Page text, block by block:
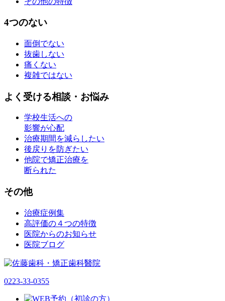
4つのない
面倒でない
抜歯しない
痛くない
複雑ではない
よく受ける相談・お悩み
学校生活への
影響が心配
治療期間を減らしたい
後戻りを防ぎたい
他院で矯正治療を
断られた
その他
治療症例集
高評価の４つの特徴
医院からのお知らせ
医院ブログ
0223-33-0355